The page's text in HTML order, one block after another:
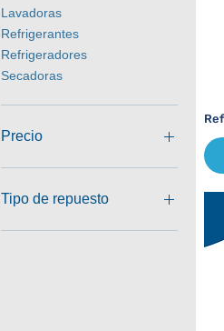
Lavadoras
Refrigerantes
Refrigeradores
Secadoras
Precio
Tipo de repuesto
Refrigerantes